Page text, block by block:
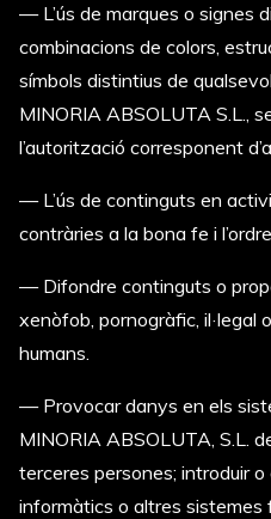
— L’ús de marques o signes
combinacions de colors,
símbols distintius de
MINORIA ABSOLUTA S.L.,
l’autorització corresponent
— L’ús de continguts en
contràries a la bona fe i
— Difondre continguts o
xenòfob, pornogràfic, il·legal
humans.
— Provocar danys en els
MINORIA ABSOLUTA, S.L.
terceres persones; introduir
informàtics o altres sistemes